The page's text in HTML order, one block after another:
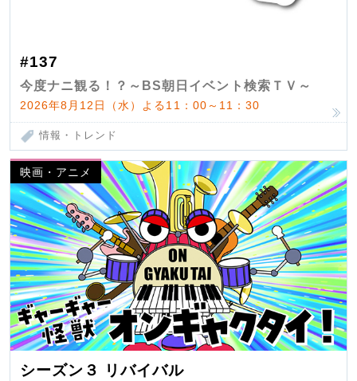
#137
今度ナニ観る！？～BS朝日イベント検索ＴＶ～
2026年8月12日（水）よる11：00～11：30
情報・トレンド
映画・アニメ
シーズン３ リバイバル